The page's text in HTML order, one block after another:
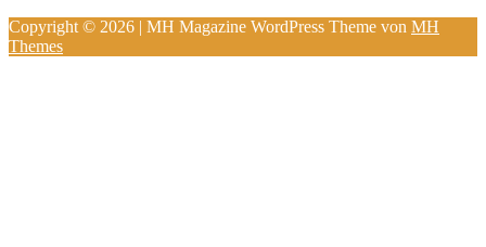
Copyright © 2026 | MH Magazine WordPress Theme von MH
Themes